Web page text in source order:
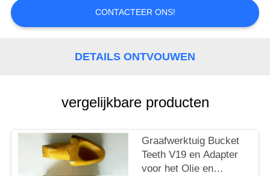
PRIVACY
POLICY
CONTACTEER ONS!
DETAILS ONTVOUWEN
vergelijkbare producten
Graafwerktuig Bucket
Teeth V19 en Adapter
voor het Olie en